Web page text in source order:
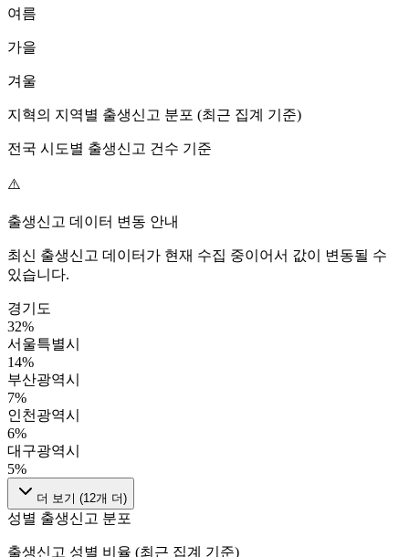
여름
가을
겨울
지혁의 지역별 출생신고 분포 (최근 집계 기준)
전국 시도별 출생신고 건수 기준
⚠️
출생신고 데이터 변동 안내
최신 출생신고 데이터가 현재 수집 중이어서 값이 변동될 수
있습니다.
경기도
32%
서울특별시
14%
부산광역시
7%
인천광역시
6%
대구광역시
5%
더 보기 (12개 더)
성별 출생신고 분포
출생신고 성별 비율 (최근 집계 기준)